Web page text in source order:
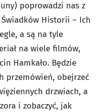
poprowadzi nas z
Historii – Ich
a są na tyle
na wiele filmów,
Hamkało. Będzie
przemówień, obejrzeć
drzwiach, a
i zobaczyć, jak